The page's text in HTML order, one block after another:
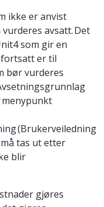
ikke er anvist
avsatt. Det
som gir en
er til
bør vurderes
menypunkt
(Brukerveiledning
tas ut etter
blir
gjøres